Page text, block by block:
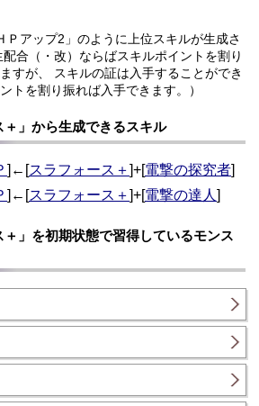
Ｐアップ2」のように上位スキルが生成さ
配合（・改）ならばスキルポイントを割り
すが、
スキルの証は入手することができ
トを割り振れば入手できます。）
」から生成できるスキル
]←[スラフォース＋]+[電撃の探究者]
]←[スラフォース＋]+[電撃の達人 ]
」を初期状態で習得しているモンス